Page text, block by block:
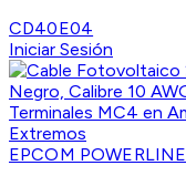
CD40E04
Iniciar Sesión
EPCOM POWERLINE